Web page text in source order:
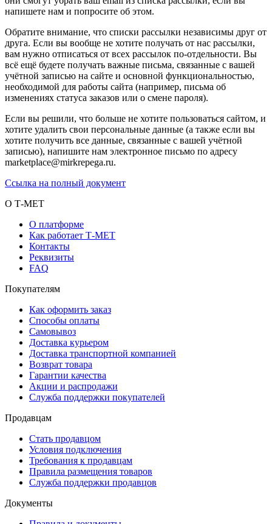
напишете нам и попросите об этом.
Обратите внимание, что списки рассылки независимы друг от
друга. Если вы вообще не хотите получать от нас рассылки,
вам нужно отписаться от всех рассылок по-отдельности. Вы
всё ещё будете получать важные письма, связанные с вашей
учётной записью на сайте и основной функциональностью,
необходимой для работы сайта (например, письма об
изменениях статуса заказов или о смене пароля).
Если вы решили, что больше не хотите пользоваться сайтом, и
хотите удалить свои персональные данные (а также если вы
хотите получить все данные, связанные с вашей учётной
записью), напишите нам электронное письмо по адресу
marketplace@mirkrepega.ru.
Ссылка на полный документ
О Т-МЕТ
О платформе
Как работает Т-МЕТ
Контакты
Реквизиты
FAQ
Покупателям
Как оформить заказ
Способы оплаты
Самовывоз
Доставка курьером
Доставка транспортной компанией
Возврат товара
Гарантии качества
Акции и распродажи
Служба поддержки покупателей
Продавцам
Стать продавцом
Условия подключения
Требования к продавцам
Правила размещения товаров
Служба поддержки продавцов
Документы